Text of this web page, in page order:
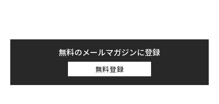
無料のメールマガジンに登録
無料登録